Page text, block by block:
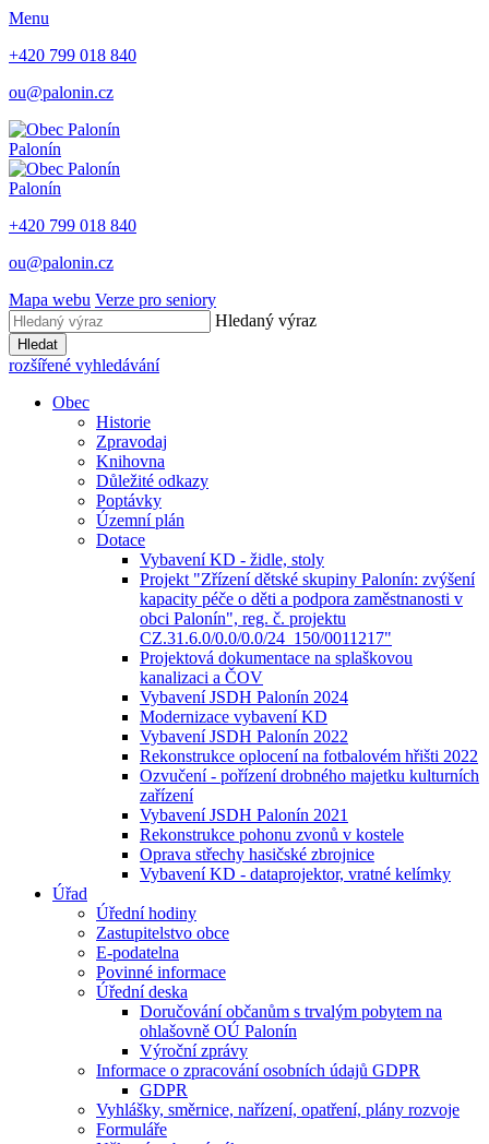
Menu
+420 799 018 840
ou@palonin.cz
Palonín
Palonín
+420 799 018 840
ou@palonin.cz
Mapa webu Verze pro seniory
Hledaný výraz
Hledat
rozšířené vyhledávání
Obec
Historie
Zpravodaj
Knihovna
Důležité odkazy
Poptávky
Územní plán
Dotace
Vybavení KD - židle, stoly
Projekt "Zřízení dětské skupiny Palonín: zvýšení
kapacity péče o děti a podpora zaměstnanosti v
obci Palonín", reg. č. projektu
CZ.31.6.0/0.0/0.0/24_150/0011217"
Projektová dokumentace na splaškovou
kanalizaci a ČOV
Vybavení JSDH Palonín 2024
Modernizace vybavení KD
Vybavení JSDH Palonín 2022
Rekonstrukce oplocení na fotbalovém hřišti 2022
Ozvučení - pořízení drobného majetku kulturních
zařízení
Vybavení JSDH Palonín 2021
Rekonstrukce pohonu zvonů v kostele
Oprava střechy hasičské zbrojnice
Vybavení KD - dataprojektor, vratné kelímky
Úřad
Úřední hodiny
Zastupitelstvo obce
E-podatelna
Povinné informace
Úřední deska
Doručování občanům s trvalým pobytem na
ohlašovně OÚ Palonín
Výroční zprávy
Informace o zpracování osobních údajů GDPR
GDPR
Vyhlášky, směrnice, nařízení, opatření, plány rozvoje
Formuláře